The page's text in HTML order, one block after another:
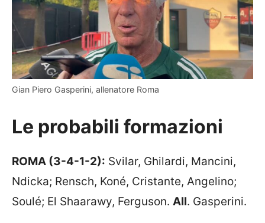
Gian Piero Gasperini, allenatore Roma
Le probabili formazioni
ROMA (3-4-1-2): Svilar, Ghilardi, Mancini,
Ndicka; Rensch, Koné, Cristante, Angelino;
Soulé; El Shaarawy, Ferguson. All. Gasperini.